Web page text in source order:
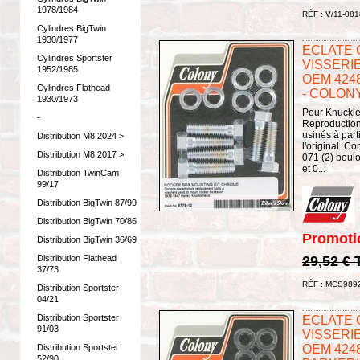
1978/1984
Cylindres BigTwin
1930/1977
Cylindres Sportster
1952/1985
Cylindres Flathead
1930/1973
-
Distribution M8 2024 >
Distribution M8 2017 >
Distribution TwinCam
99/17
Distribution BigTwin 87/99
Distribution BigTwin 70/86
Distribution BigTwin 36/69
Distribution Flathead
37/73
Distribution Sportster
04/21
Distribution Sportster
91/03
Distribution Sportster
RÉF : V/11-
ECLATE
OEM
-
Pour
usinés à
l'original.
071 (2)
et 0...
29,52 €
RÉF :
ECLATE
OEM